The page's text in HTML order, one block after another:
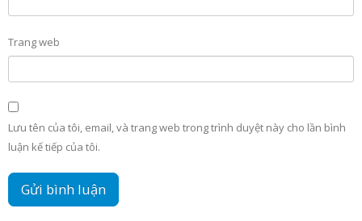
Trang web
Lưu tên của tôi, email, và trang web trong trình duyệt này cho lần bình
luận kế tiếp của tôi.